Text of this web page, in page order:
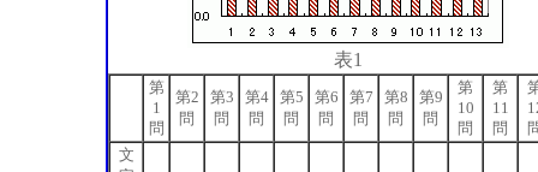
表1
第
1
問
第2
問
第3
問
第4
問
第5
問
第6
問
第7
問
第8
問
第9
問
第
10
問
第
11
問
文